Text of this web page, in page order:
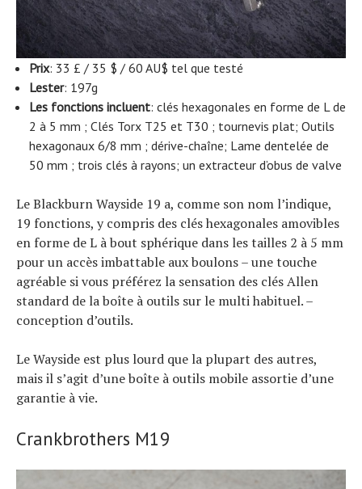
Prix: 33 £ / 35 $ / 60 AU$ tel que testé
Lester: 197g
Les fonctions incluent: clés hexagonales en forme de L de
2 à 5 mm ; Clés Torx T25 et T30 ; tournevis plat; Outils
hexagonaux 6/8 mm ; dérive-chaîne; Lame dentelée de
50 mm ; trois clés à rayons; un extracteur d’obus de valve
Le Blackburn Wayside 19 a, comme son nom l’indique,
19 fonctions, y compris des clés hexagonales amovibles
en forme de L à bout sphérique dans les tailles 2 à 5 mm
pour un accès imbattable aux boulons – une touche
agréable si vous préférez la sensation des clés Allen
standard de la boîte à outils sur le multi habituel. –
conception d’outils.
Le Wayside est plus lourd que la plupart des autres,
mais il s’agit d’une boîte à outils mobile assortie d’une
garantie à vie.
Crankbrothers M19